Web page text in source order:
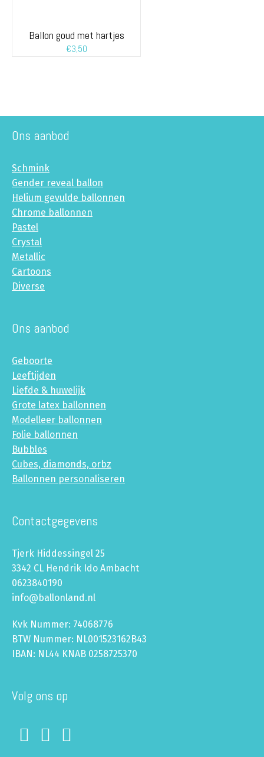
Ballon goud met hartjes
€3,50
Ons aanbod
Schmink
Gender reveal ballon
Helium gevulde ballonnen
Chrome ballonnen
Pastel
Crystal
Metallic
Cartoons
Diverse
Ons aanbod
Geboorte
Leeftijden
Liefde & huwelijk
Grote latex ballonnen
Modelleer ballonnen
Folie ballonnen
Bubbles
Cubes, diamonds, orbz
Ballonnen personaliseren
Contactgegevens
Tjerk Hiddessingel 25
3342 CL Hendrik Ido Ambacht
0623840190
info@ballonland.nl
Kvk Nummer: 74068776
BTW Nummer: NL001523162B43
IBAN: NL44 KNAB 0258725370
Volg ons op